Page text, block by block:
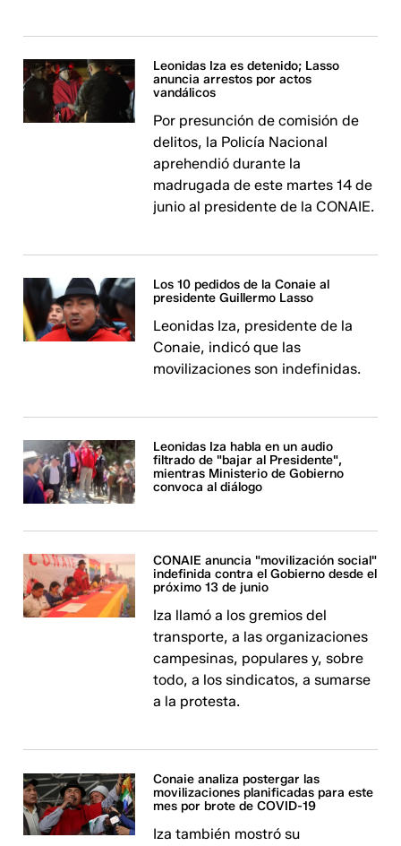
Leonidas Iza es detenido; Lasso
anuncia arrestos por actos
vandálicos
Por presunción de comisión de
delitos, la Policía Nacional
aprehendió durante la
madrugada de este martes 14 de
junio al presidente de la CONAIE.
Los 10 pedidos de la Conaie al
presidente Guillermo Lasso
Leonidas Iza, presidente de la
Conaie, indicó que las
movilizaciones son indefinidas.
Leonidas Iza habla en un audio
filtrado de "bajar al Presidente",
mientras Ministerio de Gobierno
convoca al diálogo
CONAIE anuncia "movilización social"
indefinida contra el Gobierno desde el
próximo 13 de junio
Iza llamó a los gremios del
transporte, a las organizaciones
campesinas, populares y, sobre
todo, a los sindicatos, a sumarse
a la protesta.
Conaie analiza postergar las
movilizaciones planificadas para este
mes por brote de COVID-19
Iza también mostró su